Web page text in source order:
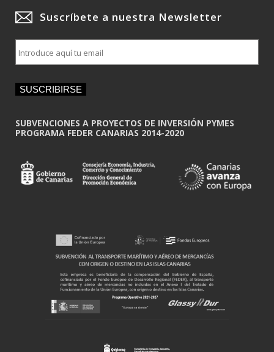
Suscríbete a nuestra Newsletter
m
a
SUSCRIBIRSE
SUBVENCIONES A PROYECTOS DE INVERSIÓN PYMES
PROGRAMA FEDER CANARIAS 2014-2020